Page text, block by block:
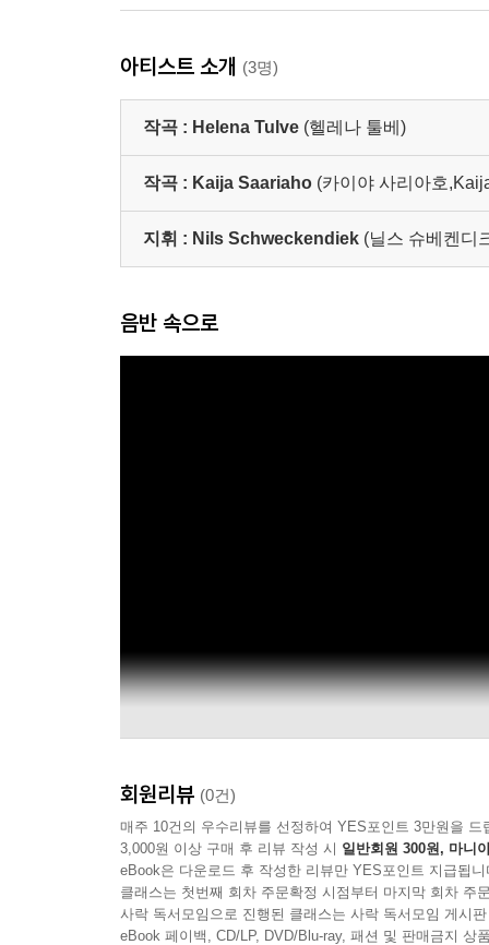
아티스트 소개 (3명)
작곡 : Helena Tulve (헬레나 툴베)
작곡 : Kaija Saariaho (카이야 사리아호
지휘 : Nils Schweckendiek (닐스 슈베켄디
음반 속으로
회원리뷰 (0건)
매주 10건의 우수리뷰를 선정하여 YES포인트 3만원을 드
3,000원 이상 구매 후 리뷰 작성 시 일반회원 300원, 마니
eBook은 다운로드 후 작성한 리뷰만 YES포인트 지급됩니
클래스는 첫번째 회차 주문확정 시점부터 마지막 회차 주
사락 독서모임으로 진행된 클래스는 사락 독서모임 게시
eBook 페이백, CD/LP, DVD/Blu-ray, 패션 및 판매금지 상